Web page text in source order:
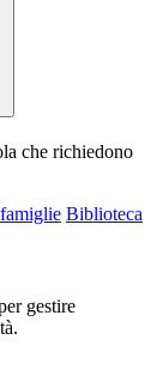
che richiedono
Biblioteca
gestire